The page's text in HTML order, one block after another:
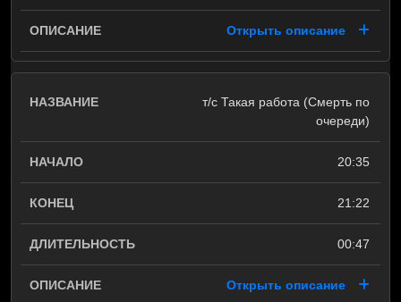
Открыть описание
т/с Такая работа (Смерть по
очереди)
20:35
21:22
00:47
Открыть описание